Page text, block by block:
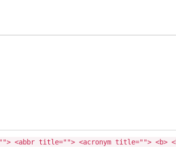
<abbr title=""> <acronym title=""> <b>